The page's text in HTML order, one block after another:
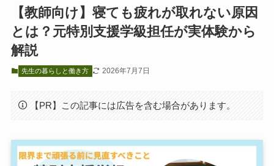
【教師向け】寝ても疲れが取れない原因
とは？元特別支援学級担任が実体験から
解説
先生の暮らしと働き方 2026年7月7日
【PR】この記事には広告を含む場合があります。